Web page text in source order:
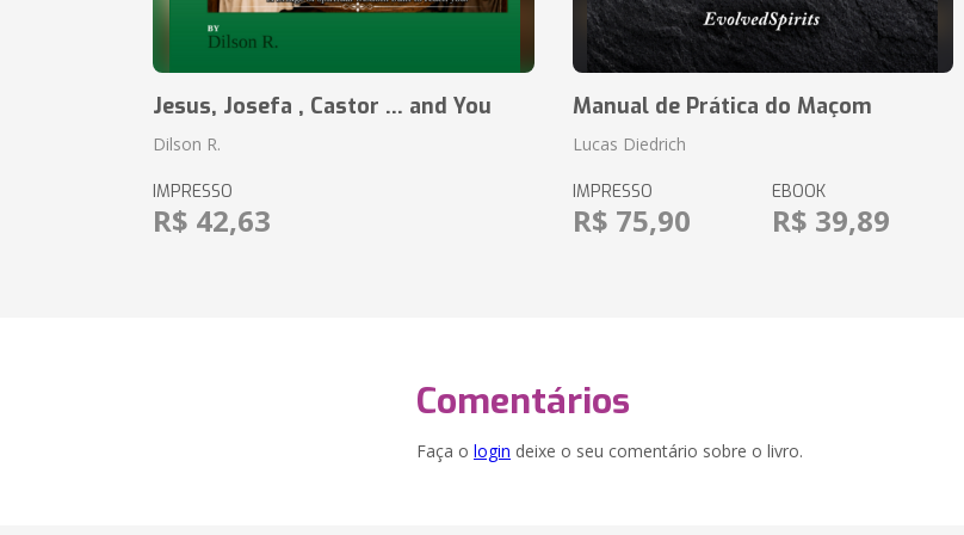
Jesus, Josefa , Castor ... and You
Dilson R.
IMPRESSO
R$ 42,63
Manual de Prática do Maçom
Lucas Diedrich
IMPRESSO
R$ 75,90
EBOOK
R$ 39,89
Comentários
Faça o login deixe o seu comentário sobre o livro.